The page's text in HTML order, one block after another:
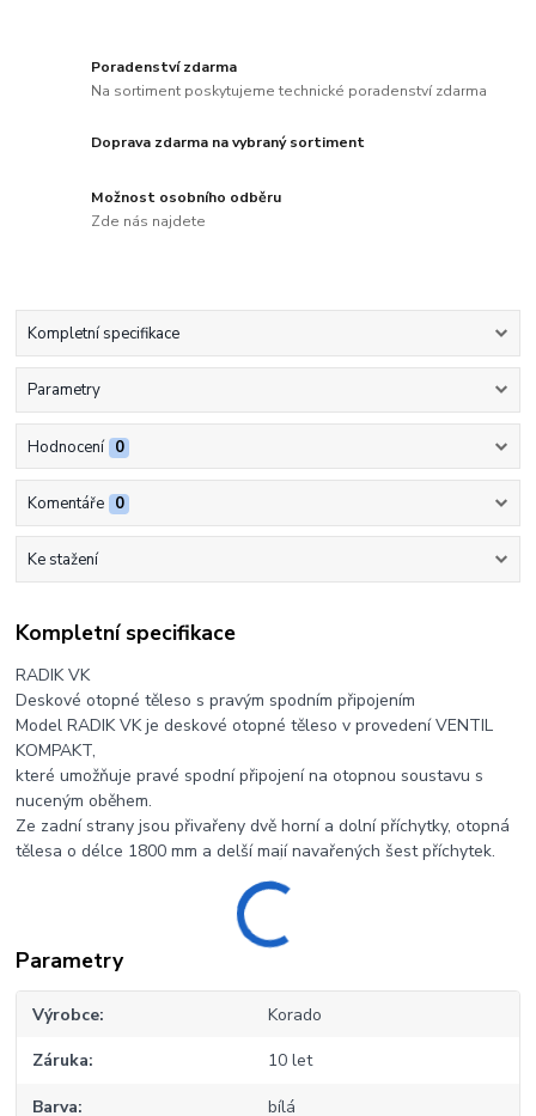
Poradenství zdarma
Na sortiment poskytujeme technické poradenství zdarma
Doprava zdarma na vybraný sortiment
Možnost osobního odběru
Zde nás najdete
Kompletní specifikace
Parametry
Hodnocení 0
Komentáře 0
Ke stažení
Kompletní specifikace
RADIK VK
Deskové otopné těleso s pravým spodním připojením
Model RADIK VK je deskové otopné těleso v provedení VENTIL
KOMPAKT,
které umožňuje pravé spodní připojení na otopnou soustavu s
nuceným oběhem.
Ze zadní strany jsou přivařeny dvě horní a dolní příchytky, otopná
tělesa o délce 1800 mm a delší mají navařených šest příchytek.
Parametry
Výrobce Korado
Záruka 10 let
Barva bílá